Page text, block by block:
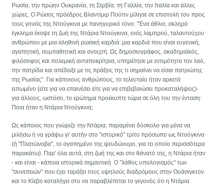
Ρωσία, την πρώην Ουκρανία, τη Σερβία, τη Γαλλία, την Ιταλία και άλλες
χώρες. Ο Ρώσος πρόεδρος Βλαντίμιρ Πούτιν μίλησε σε επιστολή του προς
τους γονείς της Ντούγκινα με πανηγυρικό τόνο: "Ένα άθλιο, σκληρό
έγκλημα έκοψε τη ζωή της Ντάρια Ντούγκινα, ενός λαμπρού, ταλαντούχου
ανθρώπου με μια αληθινή ρωσική καρδιά: μια καρδιά που είναι ευγενική,
αγαπητική, συμπαθητική και ανοιχτή. Ως δημοσιογράφος, ακαδημαϊκός,
φιλόσοφος και πολεμική ανταποκρίτρια, υπηρέτησε με εντιμότητα τον λαό,
την πατρίδα και απέδειξε με τις πράξεις της τι σημαίνει να είσαι πατριώτης
της Ρωσίας". Για κάποιους ανθρώπους, το τελευταίο ήταν αρκετά
ειπωμένο (είτε για να επαινέσει είτε για να επιβεβαιώσει προκαταλήψεις)-
για άλλους, ωστόσο, το ερώτημα προέκυπτε τώρα σε όλη του την ένταση:
Ποια ήταν η Ντάρια Ντούγκινα;
Ως κάποιος που γνώριζε την Ντάρια, παραμένει δύσκολο για μένα να
μιλήσω ή να γράψω γι' αυτήν στο "ιστορικό" τρίτο πρόσωπο ως Ντούγκινα
(ή "Πλατώνοβα", το αγαπημένο της ψευδώνυμο, για το οποίο περισσότερα
παρακάτω). Παρ' όλα αυτά, στη ζωή της και στο θάνατό της, η Ντάρια ήταν
- και είναι - κάποια ιστορικά σημαντική. Ο "λάθος υπολογισμός" των
"συνεπειών" που έχει ταράξει τους υψηλούς διαδρόμους στην Ουάσιγκτον
και το Κίεβο καταλήγει στο να παραβλέπεται το γεγονός ότι η Ντάρια